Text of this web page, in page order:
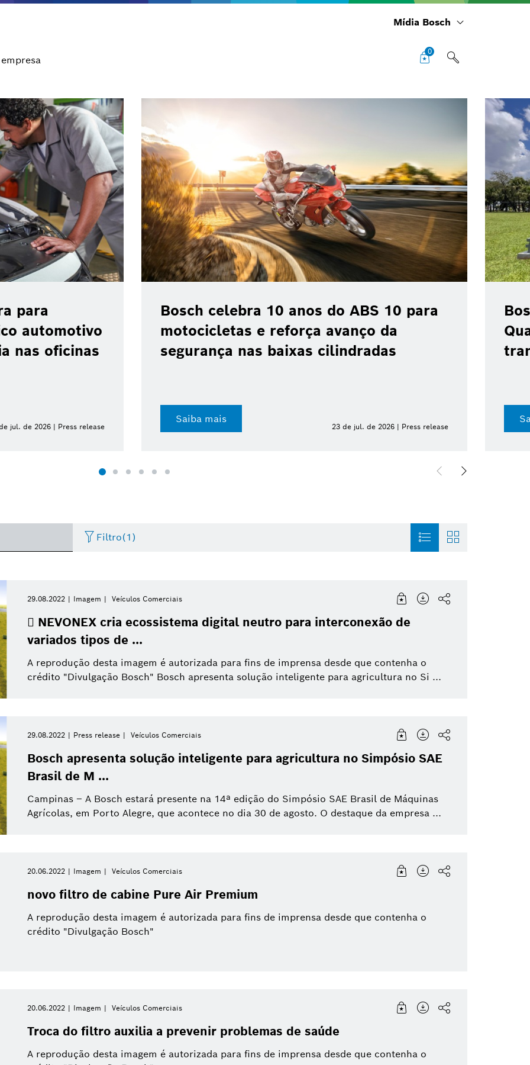
Mídia Bosch
0
10 para
da
jul. de 2026 | Press release
Bosch anuncia colaboração com a
Qualcomm para acelerar a
transformação industrial no Brasil
Saiba mais
8 de jul. de 2026 | Press release
Filtro(1)
Intelligence
das Coisas Veículos Comerciais Trabalhe na Bosch
inteligentes Mobilidade Elétrica Sustentabilidade
Conectada
Pesquisa Indústria 4.0
e Logística
Building
Sistemas eBike Soluções para a Mobilidade
Energia e Tecnologia Predial
Por favor, selecione
Por favor, selecione
Esta semana
Este trimestre
Vídeo Apresentações Infográfico
Press release Press kit
Filtros relacionados
todos os filtros
29.08.2022 Imagem Veículos Comerciais
 NEVONEX cria ecossistema digital neutro para interconexão de
variados tipos de ...
A reprodução desta imagem é autorizada para fins de imprensa desde que contenha o
crédito "Divulgação Bosch" Bosch apresenta solução inteligente para agricultura no Si ...
29.08.2022 Press release Veículos Comerciais
Bosch apresenta solução inteligente para agricultura no Simpósio SAE
Brasil de M ...
Campinas – A Bosch estará presente na 14ª edição do Simpósio SAE Brasil de Máquinas
Agrícolas, em Porto Alegre, que acontece no dia 30 de agosto. O destaque da empresa ...
20.06.2022 Imagem Veículos Comerciais
novo filtro de cabine Pure Air Premium
A reprodução desta imagem é autorizada para fins de imprensa desde que contenha o
crédito "Divulgação Bosch"
20.06.2022 Imagem Veículos Comerciais
Troca do filtro auxilia a prevenir problemas de saúde
A reprodução desta imagem é autorizada para fins de imprensa desde que contenha o